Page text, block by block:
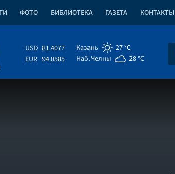
ФОТО БИБЛИОТЕКА ГАЗЕТА КОНТАКТЫ
USD 81.4077
EUR 94.0585
Казань
27 °C
Наб.Челны
28 °C